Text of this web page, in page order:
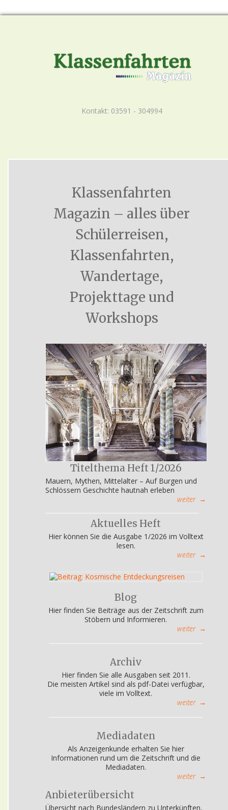
Kontakt: 03591 - 304994
Klassenfahrten
Magazin – alles über
Schülerreisen,
Klassenfahrten,
Wandertage,
Projekttage und
Workshops
Titelthema Heft 1/2026
Mauern, Mythen, Mittelalter – Auf Burgen und
Schlössern Geschichte hautnah erleben
weiter →
Aktuelles Heft
Hier können Sie die Ausgabe 1/2026 im Volltext
lesen.
weiter →
Blog
Hier finden Sie Beiträge aus der Zeitschrift zum
Stöbern und Informieren.
weiter →
Archiv
Hier finden Sie alle Ausgaben seit 2011.
Die meisten Artikel sind als pdf-Datei verfügbar,
viele im Volltext.
weiter →
Mediadaten
Als Anzeigenkunde erhalten Sie hier
Informationen rund um die Zeitschrift und die
Mediadaten.
weiter →
Anbieterübersicht
Übersicht nach Bundesländern zu Unterkünften,